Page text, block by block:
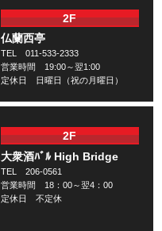
2F
仏蘭西亭
TEL 011-533-2333
営業時間 19:00～翌1:00
定休日 日曜日（祝の月曜日）
2F
大衆酒ﾊﾞﾙ High Bridge
TEL 206-0561
営業時間 18：00～翌4：00
定休日 不定休